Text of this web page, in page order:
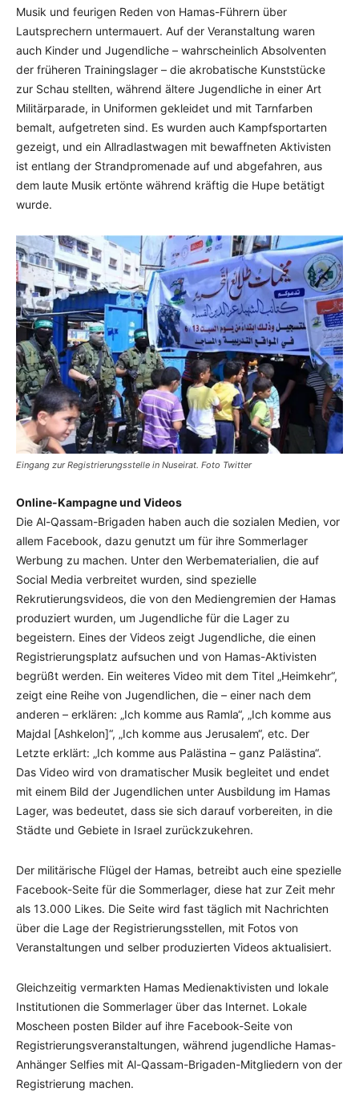
Musik und feurigen Reden von Hamas-Führern über
Lautsprechern untermauert. Auf der Veranstaltung waren
auch Kinder und Jugendliche – wahrscheinlich Absolventen
der früheren Trainingslager – die akrobatische Kunststücke
zur Schau stellten, während ältere Jugendliche in einer Art
Militärparade, in Uniformen gekleidet und mit Tarnfarben
bemalt, aufgetreten sind. Es wurden auch Kampfsportarten
gezeigt, und ein Allradlastwagen mit bewaffneten Aktivisten
ist entlang der Strandpromenade auf und abgefahren, aus
dem laute Musik ertönte während kräftig die Hupe betätigt
wurde.
Eingang zur Registrierungsstelle in Nuseirat. Foto Twitter
Online-Kampagne und Videos
Die Al-Qassam-Brigaden haben auch die sozialen Medien, vor
allem Facebook, dazu genutzt um für ihre Sommerlager
Werbung zu machen. Unter den Werbematerialien, die auf
Social Media verbreitet wurden, sind spezielle
Rekrutierungsvideos, die von den Mediengremien der Hamas
produziert wurden, um Jugendliche für die Lager zu
begeistern. Eines der Videos zeigt Jugendliche, die einen
Registrierungsplatz aufsuchen und von Hamas-Aktivisten
begrüßt werden. Ein weiteres Video mit dem Titel „Heimkehr“,
zeigt eine Reihe von Jugendlichen, die – einer nach dem
anderen – erklären: „Ich komme aus Ramla“, „Ich komme aus
Majdal [Ashkelon]“, „Ich komme aus Jerusalem“, etc. Der
Letzte erklärt: „Ich komme aus Palästina – ganz Palästina“.
Das Video wird von dramatischer Musik begleitet und endet
mit einem Bild der Jugendlichen unter Ausbildung im Hamas
Lager, was bedeutet, dass sie sich darauf vorbereiten, in die
Städte und Gebiete in Israel zurückzukehren.
Der militärische Flügel der Hamas, betreibt auch eine spezielle
Facebook-Seite für die Sommerlager, diese hat zur Zeit mehr
als 13.000 Likes. Die Seite wird fast täglich mit Nachrichten
über die Lage der Registrierungsstellen, mit Fotos von
Veranstaltungen und selber produzierten Videos aktualisiert.
Gleichzeitig vermarkten Hamas Medienaktivisten und lokale
Institutionen die Sommerlager über das Internet. Lokale
Moscheen posten Bilder auf ihre Facebook-Seite von
Registrierungsveranstaltungen, während jugendliche Hamas-
Anhänger Selfies mit Al-Qassam-Brigaden-Mitgliedern von der
Registrierung machen.